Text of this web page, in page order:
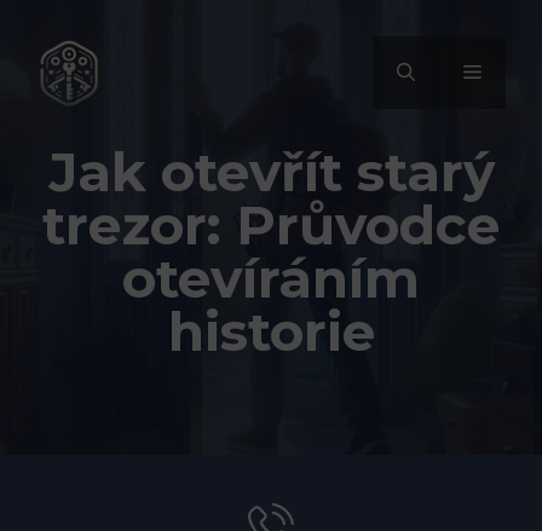
obsah
MENU
Jak otevřít starý
trezor: Průvodce
otevíráním
historie